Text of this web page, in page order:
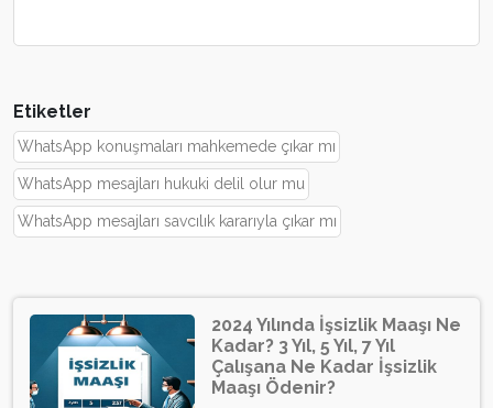
Etiketler
WhatsApp konuşmaları mahkemede çıkar mı
WhatsApp mesajları hukuki delil olur mu
WhatsApp mesajları savcılık kararıyla çıkar mı
2024 Yılında İşsizlik Maaşı Ne
Kadar? 3 Yıl, 5 Yıl, 7 Yıl
Çalışana Ne Kadar İşsizlik
Maaşı Ödenir?